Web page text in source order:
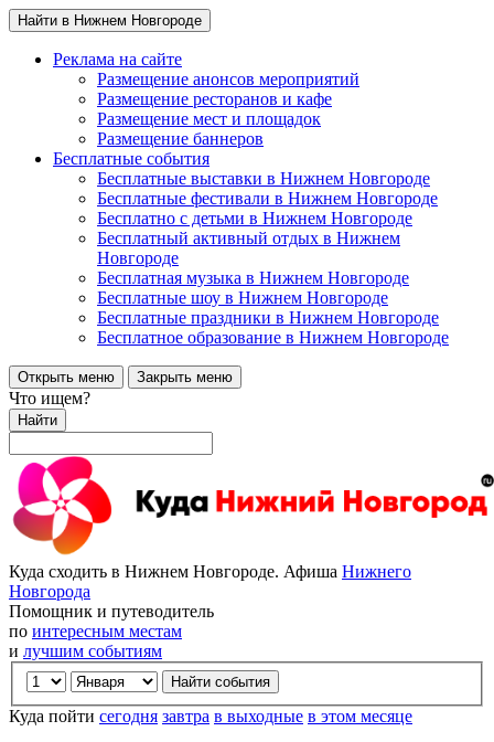
Найти в Нижнем Новгороде
Реклама на сайте
Размещение анонсов мероприятий
Размещение ресторанов и кафе
Размещение мест и площадок
Размещение баннеров
Бесплатные события
Бесплатные выставки в Нижнем Новгороде
Бесплатные фестивали в Нижнем Новгороде
Бесплатно с детьми в Нижнем Новгороде
Бесплатный активный отдых в Нижнем
Новгороде
Бесплатная музыка в Нижнем Новгороде
Бесплатные шоу в Нижнем Новгороде
Бесплатные праздники в Нижнем Новгороде
Бесплатное образование в Нижнем Новгороде
Открыть меню Закрыть меню
Что ищем?
Найти
Куда сходить в Нижнем Новгороде. Афиша Нижнего
Новгорода
Помощник и путеводитель
по интересным местам
и лучшим событиям
Куда пойти сегодня завтра в выходные в этом месяце